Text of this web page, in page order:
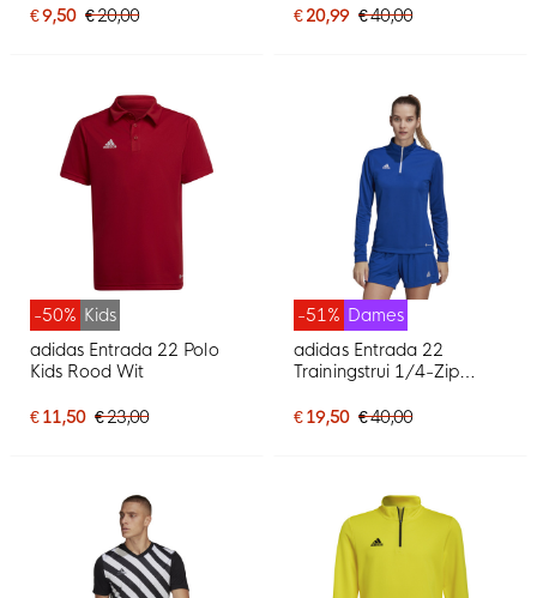
€ 9,50 € 20,00
€ 20,99 € 40,00
-50% Kids
adidas Entrada 22 Polo
Kids Rood Wit
€ 11,50 € 23,00
-51% Dames
adidas Entrada 22
Trainingstrui 1/4-Zip
€ 19,50 € 40,00